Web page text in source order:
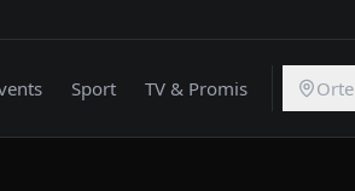
Sport TV & Promis Orte